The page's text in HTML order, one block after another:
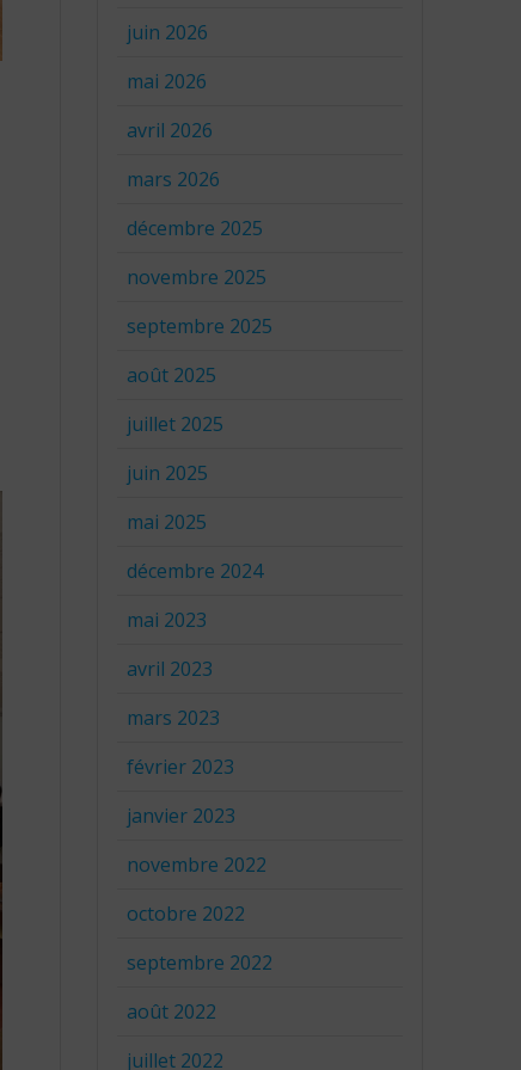
juin 2026
mai 2026
avril 2026
mars 2026
décembre 2025
novembre 2025
septembre 2025
août 2025
juillet 2025
juin 2025
mai 2025
décembre 2024
mai 2023
avril 2023
mars 2023
février 2023
janvier 2023
novembre 2022
octobre 2022
septembre 2022
août 2022
juillet 2022